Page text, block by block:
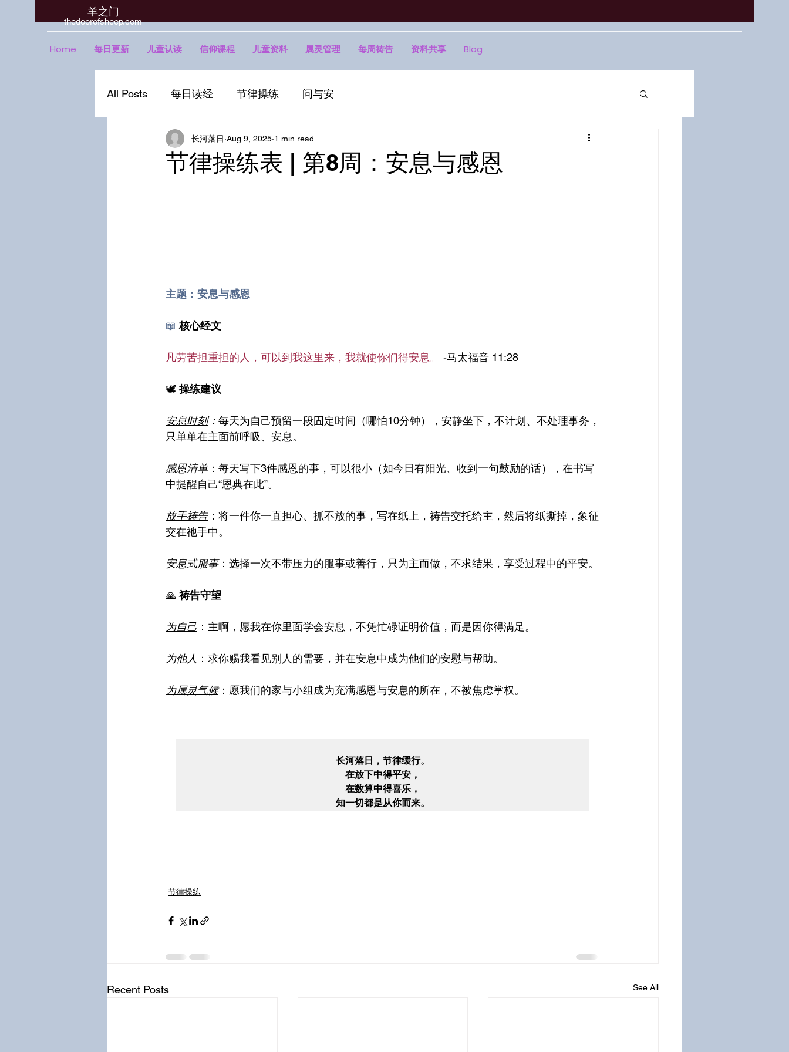
羊之门
​thedoorofsheep.com
Home 每日更新 儿童认读 信仰课程 儿童资料 属灵管理 每周祷告 资料共享 Blog
All Posts 每日读经 节律操练 问与安
节律操练表 | 第8周：安息与感恩
长河落日 Aug 9, 2025 1 min read
主题：安息与感恩
📖 核心经文
凡劳苦担重担的人，可以到我这里来，我就使你们得安息。 -马太福音 11:28
🕊️ 操练建议
安息时刻： 每天为自己预留一段固定时间（哪怕10分钟），安静坐下，不计划、不处理事务，
只单单在主面前呼吸、安息。
感恩清单 ：每天写下3件感恩的事，可以很小（如今日有阳光、收到一句鼓励的话），在书写
中提醒自己“恩典在此”。
放手祷告：将一件你一直担心、抓不放的事，写在纸上，祷告交托给主，然后将纸撕掉，象征
交在祂手中。
安息式服事：选择一次不带压力的服事或善行，只为主而做，不求结果，享受过程中的平安。
🙏 祷告守望
为自己 ：主啊，愿我在你里面学会安息，不凭忙碌证明价值，而是因你得满足。
为他人 ：求你赐我看见别人的需要，并在安息中成为他们的安慰与帮助。
为属灵气候：愿我们的家与小组成为充满感恩与安息的所在，不被焦虑掌权。
长河落日，节律缓行。
在放下中得平安，
在数算中得喜乐，
节律操练
Recent Posts See All